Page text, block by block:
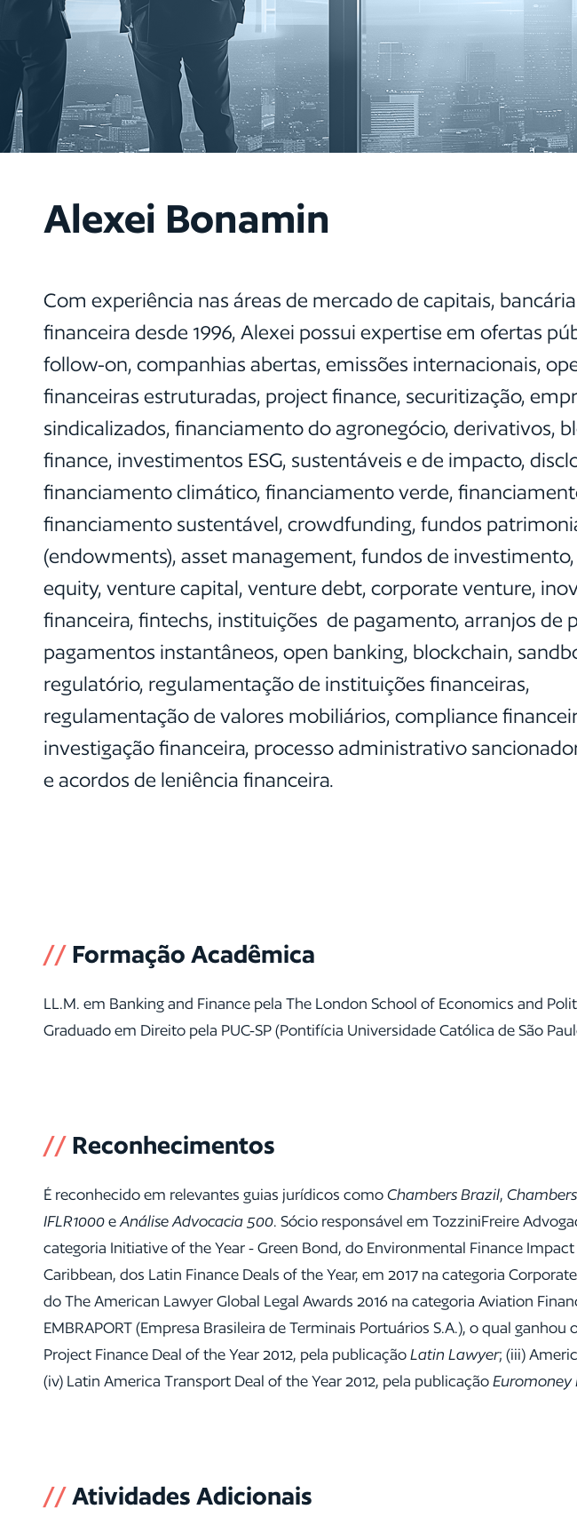
Alexei Bonamin
Com experiência nas áreas de mercado de capitais,
financeira desde 1996, Alexei possui expertise em ofertas
follow-on, companhias abertas, emissões internacionais,
financeiras estruturadas, project finance, securitização,
sindicalizados, financiamento do agronegócio, derivativos,
finance, investimentos ESG, sustentáveis e de impacto,
financiamento climático, financiamento verde,
financiamento sustentável, crowdfunding, fundos
(endowments), asset management, fundos de
equity, venture capital, venture debt, corporate venture,
financeira, fintechs, instituições de pagamento, arranjos de
pagamentos instantâneos, open banking, blockchain,
regulatório, regulamentação de instituições financeiras,
regulamentação de valores mobiliários, compliance
investigação financeira, processo administrativo
e acordos de leniência financeira.
// Formação Acadêmica
LL.M. em Banking and Finance pela The London School of Economics and
Graduado em Direito pela PUC-SP (Pontifícia Universidade Católica de São
// Reconhecimentos
É reconhecido em relevantes guias jurídicos comoChambers Brazil,
IFLR1000eAnálise Advocacia 500. Sócio responsável em TozziniFreire
categoria Initiative of the Year - Green Bond, do Environmental Finance
Caribbean, dos Latin Finance Deals of the Year, em 2017 na categoria
do The American Lawyer Global Legal Awards 2016 na categoria Aviation
EMBRAPORT (Empresa Brasileira de Terminais Portuários S.A.), o qual
Project Finance Deal of the Year 2012, pela publicaçãoLatin Lawyer; (iii)
(iv) Latin America Transport Deal of the Year 2012, pela publicaçãoEuromoney
//Atividades Adicionais